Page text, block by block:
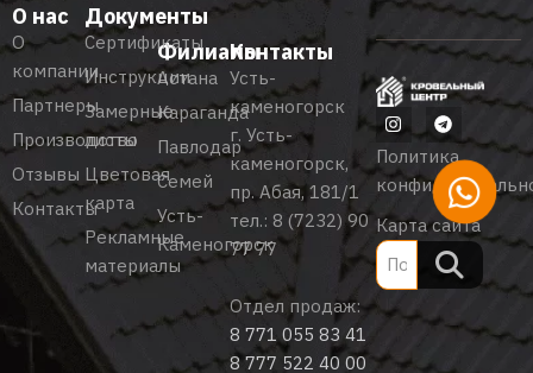
О нас
О
компании
Партнеры
Производство
Отзывы
Контакты
Документы
Сертификаты
Инструкции
Замерные
листы
Цветовая
карта
Рекламные
материалы
Филиалы
Астана
Караганда
Павлодар
Семей
Усть-
Каменогорск
Контакты
Усть-
каменогорск
г. Усть-
каменогорск,
пр. Абая, 181/1
тел.: 8 (7232) 90
77 77
Отдел продаж:
8 771 055 83 41
8 777 522 40 00
Политика
Карта сайта